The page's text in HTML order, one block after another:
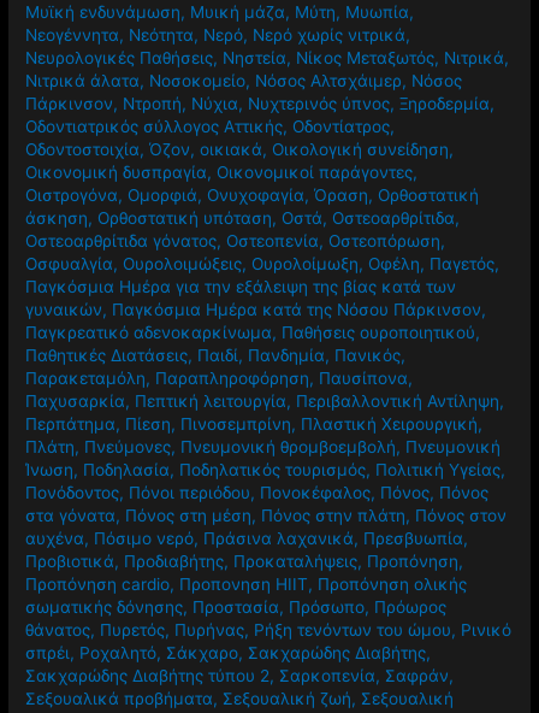
Μυϊκή ενδυνάμωση, Μυική μάζα, Μύτη, Μυωπία,
Νεογέννητα, Νεότητα, Νερό, Νερό χωρίς νιτρικά,
Νευρολογικές Παθήσεις, Νηστεία, Νίκος Μεταξωτός, Νιτρικά,
Νιτρικά άλατα, Νοσοκομείο, Νόσος Αλτσχάιμερ, Νόσος
Πάρκινσον, Ντροπή, Νύχια, Νυχτερινός ύπνος,Ξηροδερμία,
Οδοντιατρικός σύλλογος Αττικής, Οδοντίατρος,
Οδοντοστοιχία,Όζον,οικιακά, Οικολογική συνείδηση,
Οικονομική δυσπραγία, Οικονομικοί παράγοντες,
Οιστρογόνα, Ομορφιά, Ονυχοφαγία,Όραση, Ορθοστατική
άσκηση, Ορθοστατική υπόταση, Οστά, Οστεοαρθρίτιδα,
Οστεοαρθρίτιδα γόνατος, Οστεοπενία, Οστεοπόρωση,
Οσφυαλγία, Ουρολοιμώξεις, Ουρολοίμωξη, Οφέλη, Παγετός,
Παγκόσμια Ημέρα για την εξάλειψη της βίας κατά των
γυναικών, Παγκόσμια Ημέρα κατά της Νόσου Πάρκινσον,
Παγκρεατικό αδενοκαρκίνωμα, Παθήσεις ουροποιητικού,
Παθητικές Διατάσεις, Παιδί, Πανδημία, Πανικός,
Παρακεταμόλη, Παραπληροφόρηση, Παυσίπονα,
Παχυσαρκία, Πεπτική λειτουργία, Περιβαλλοντική Αντίληψη,
Περπάτημα, Πίεση, Πινοσεμπρίνη, Πλαστική Χειρουργική,
Πλάτη, Πνεύμονες, Πνευμονική θρομβοεμβολή, Πνευμονική
Ίνωση, Ποδηλασία, Ποδηλατικός τουρισμός, Πολιτική Υγείας,
Πονόδοντος, Πόνοι περιόδου, Πονοκέφαλος, Πόνος, Πόνος
στα γόνατα, Πόνος στη μέση, Πόνος στην πλάτη, Πόνος στον
αυχένα, Πόσιμο νερό, Πράσινα λαχανικά, Πρεσβυωπία,
Προβιοτικά, Προδιαβήτης, Προκαταλήψεις, Προπόνηση,
Προπόνηση cardio, Προπονηση HIIT, Προπόνηση ολικής
σωματικής δόνησης, Προστασία, Πρόσωπο, Πρόωρος
θάνατος, Πυρετός, Πυρήνας, Ρήξη τενόντων του ώμου, Ρινικό
σπρέι, Ροχαλητό, Σάκχαρο, Σακχαρώδης Διαβήτης,
Σακχαρώδης Διαβήτης τύπου 2, Σαρκοπενία, Σαφράν,
Σεξουαλικά προβήματα, Σεξουαλική ζωή, Σεξουαλική